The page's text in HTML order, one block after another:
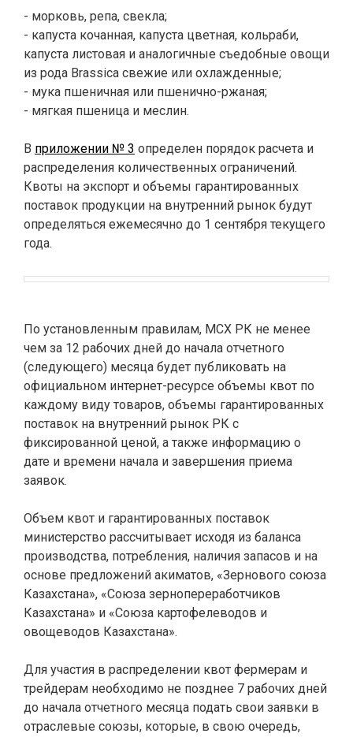
- морковь, репа, свекла;
- капуста кочанная, капуста цветная, кольраби,
капуста листовая и аналогичные съедобные овощи
из рода Brassica свежие или охлажденные;
- мука пшеничная или пшенично-ржаная;
- мягкая пшеница и меслин.
В приложении № 3 определен порядок расчета и
распределения количественных ограничений.
Квоты на экспорт и объемы гарантированных
поставок продукции на внутренний рынок будут
определяться ежемесячно до 1 сентября текущего
года.
По установленным правилам, МСХ РК не менее
чем за 12 рабочих дней до начала отчетного
(следующего) месяца будет публиковать на
официальном интернет-ресурсе объемы квот по
каждому виду товаров, объемы гарантированных
поставок на внутренний рынок РК с
фиксированной ценой, а также информацию о
дате и времени начала и завершения приема
заявок.
Объем квот и гарантированных поставок
министерство рассчитывает исходя из баланса
производства, потребления, наличия запасов и на
основе предложений акиматов, «Зернового союза
Казахстана», «Союза зернопереработчиков
Казахстана» и «Союза картофелеводов и
овощеводов Казахстана».
Для участия в распределении квот фермерам и
трейдерам необходимо не позднее 7 рабочих дней
до начала отчетного месяца подать свои заявки в
отраслевые союзы, которые, в свою очередь,